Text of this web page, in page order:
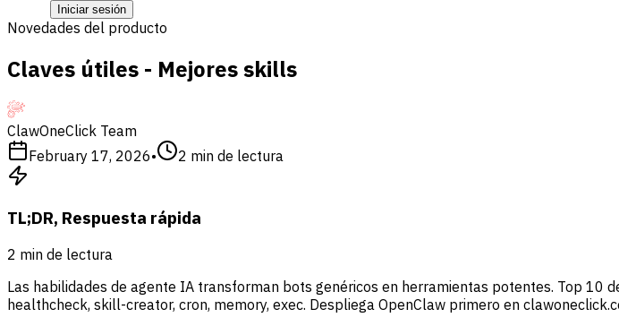
Iniciar sesión
Novedades del producto
Claves útiles - Mejores skills
ClawOneClick Team
February 17, 2026• 2 min de lectura
TL;DR, Respuesta rápida
2 min de lectura
Las habilidades de agente IA transforman bots genéricos en herramientas potentes. Top
healthcheck, skill-creator, cron, memory, exec. Despliega OpenClaw primero en